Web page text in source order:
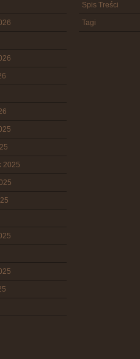
2025
Spis Treści
Tagi